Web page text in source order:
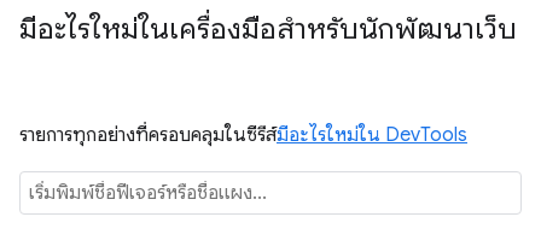
มีอะไรใหม่ในเครื่องมือสำหรับนักพัฒนาเว็บ
รายการทุกอย่างที่ครอบคลุมในซีรีส์มีอะไรใหม่ใน DevTools